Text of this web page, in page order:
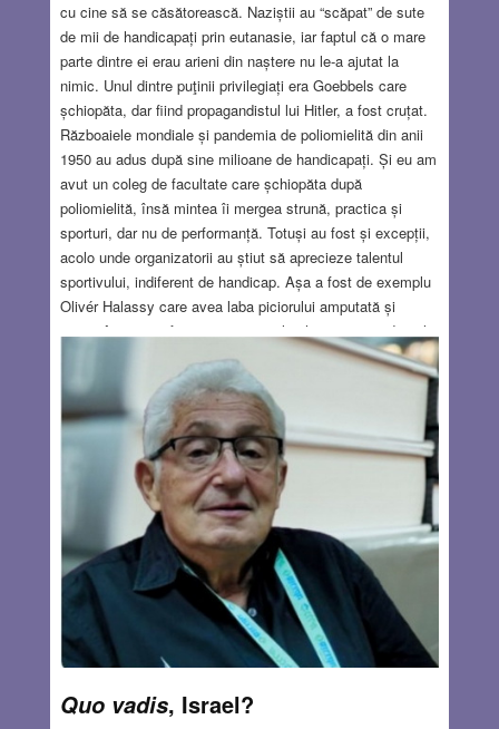
cu cine să se căsătorească. Naziștii au “scăpat” de sute
de mii de handicapați prin eutanasie, iar faptul că o mare
parte dintre ei erau arieni din naștere nu le-a ajutat la
nimic. Unul dintre puţinii privilegiați era Goebbels care
șchiopăta, dar fiind propagandistul lui Hitler, a fost cruțat.
Războaiele mondiale și pandemia de poliomielită din anii
1950 au adus după sine milioane de handicapați. Și eu am
avut un coleg de facultate care șchiopăta după
poliomielită, însă mintea îi mergea strună, practica și
sporturi, dar nu de performanță. Totuși au fost și excepții,
acolo unde organizatorii au știut să aprecieze talentul
sportivului, indiferent de handicap. Așa a fost de exemplu
Olivér Halassy care avea laba piciorului amputată și
totuși, în 1928 a fost component al echipei ungare de polo,
campioană olimpică. Ideea unui sport paralimpic au avut-o
câțiva veterani britanici ai Războiulu Mondial în 1948.(1)
Printre inițiatori a fost neurochirurgul evreu german Ludwig
Guttmann, unul din pionierii tratamentului leziunilor de
măduvă a spinării, în urma cărora mulți pacienți rămân
paralizați. (În 1939 el s-a refugiat în Anglia, unde s-a
ocupat cu mult succes și cu reabilitarea acestor
bolnavi.)
Read more…
SEP 19, 2024 14 COMMENTS
Quo vadis, Israel?